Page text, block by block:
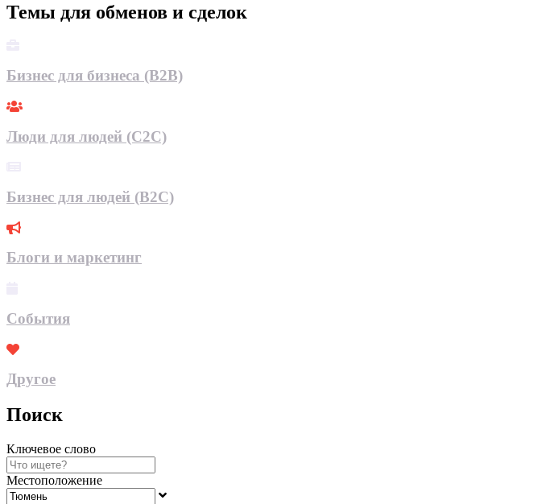
Темы для обменов и сделок
Бизнес для бизнеса (B2B)
Люди для людей (С2С)
Бизнес для людей (B2C)
Блоги и маркетинг
События
Другое
Поиск
Ключевое слово
Местоположение